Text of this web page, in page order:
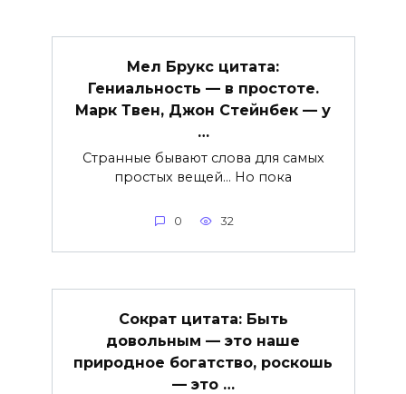
Мел Брукс цитата:
Гениальность — в простоте.
Марк Твен, Джон Стейнбек — у
…
Странные бывают слова для самых
простых вещей… Но пока
0 32
Сократ цитата: Быть
довольным — это наше
природное богатство, роскошь
— это …